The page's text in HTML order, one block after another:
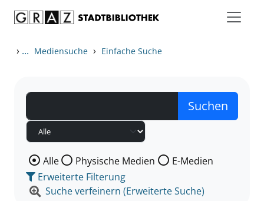
› ... Mediensuche › Einfache Suche
Wählen Sie die Medienart nach der Sie suchen wollen.
Alle Physische Medien
E-Medien
Erweiterte Filterung
Suche verfeinern (Erweiterte Suche)